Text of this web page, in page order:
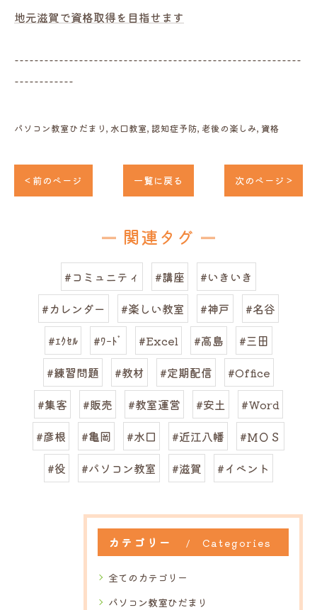
地元滋賀で資格取得を目指せます
----------------------------------------------------------
------------
パソコン教室ひだまり 水口教室 認知症予防 老後の楽しみ 資格
< 前のページ 一覧に戻る 次のページ >
関連タグ
#コミュニティ #講座
#いきいき
#カレンダー
#楽しい教室 #神戸
#名谷
#ｴｸｾﾙ
#ﾜｰﾄﾞ #Excel #高島
#三田
#練習問題
#教材 #定期配信
#Office
#集客
#販売 #教室運営 #安土
#Word
#彦根
#亀岡 #水口 #近江八幡
#ＭＯＳ
#役
#パソコン教室 #滋賀 #イベント
カテゴリー Categories
全てのカテゴリー
パソコン教室ひだまり